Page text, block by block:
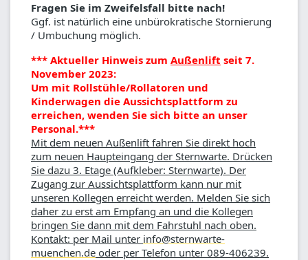
Fragen Sie im Zweifelsfall bitte nach!
Ggf. ist natürlich eine unbürokratische Stornierung
/ Umbuchung möglich.
*** Aktueller Hinweis zum Außenlift seit 7.
November 2023:
Um mit Rollstühle/Rollatoren und
Kinderwagen die Aussichtsplattform zu
erreichen, wenden Sie sich bitte an unser
Personal.***
Mit dem neuen Außenlift fahren Sie direkt hoch
zum neuen Haupteingang der Sternwarte. Drücken
Sie dazu 3. Etage (Aufkleber: Sternwarte). Der
Zugang zur Aussichtsplattform kann nur mit
unseren Kollegen erreicht werden. Melden Sie sich
daher zu erst am Empfang an und die Kollegen
bringen Sie dann mit dem Fahrstuhl nach oben.
Kontakt: per Mail unter info@sternwarte-
muenchen.de oder per Telefon unter 089-406239.